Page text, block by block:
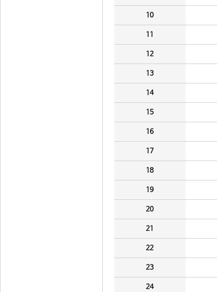
10
11
12
13
14
15
16
17
18
19
20
21
22
23
24